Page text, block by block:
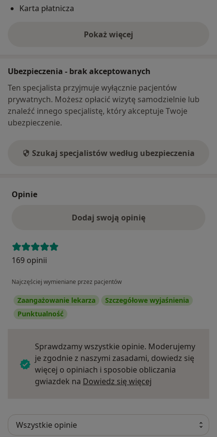
Karta płatnicza
Pokaż więcej
o adresie
Ubezpieczenia - brak akceptowanych
Ten specjalista przyjmuje wyłącznie pacjentów
prywatnych. Możesz opłacić wizytę samodzielnie lub
znaleźć innego specjalistę, który akceptuje Twoje
ubezpieczenie.
Szukaj specjalistów według ubezpieczenia
Opinie
Dodaj swoją opinię
169 opinii
Najczęściej wymieniane przez pacjentów
Zaangażowanie lekarza
Szczegółowe wyjaśnienia
Punktualność
Sprawdzamy wszystkie opinie. Moderujemy
je zgodnie z naszymi zasadami, dowiedz się
więcej o opiniach i sposobie obliczania
gwiazdek na Dowiedz się więcej